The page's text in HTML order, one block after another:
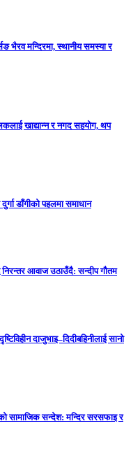
भैरव मन्दिरमा, स्थानीय समस्या र
खाद्यान्न र नगद सहयोग, थप
डाँगीको पहलमा समाधान
आवाज उठाउँदै: सन्दीप गौतम
दाजुभाइ–दिदीबहिनीलाई सानो
सामाजिक सन्देश: मन्दिर सरसफाइ र